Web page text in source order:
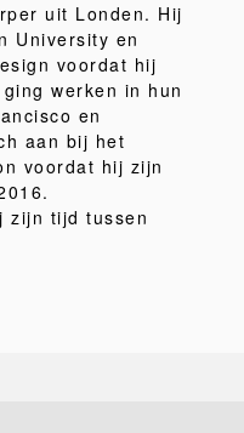
uit Londen. Hij
University en
voordat hij
werken in hun
en
aan bij het
voordat hij zijn
zijn tijd tussen